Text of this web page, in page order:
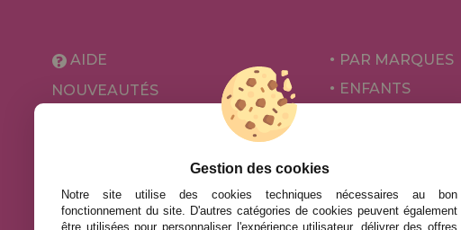
AIDE
NOUVEAUTÉS
PROMOTIONS ET OFFRES
PAR MARQUES
ENFANTS
JEUX DE
Gestion des cookies
Notre site utilise des cookies techniques nécessaires au bon
fonctionnement du site. D'autres catégories de cookies peuvent également
être utilisées pour personnaliser l'expérience utilisateur, délivrer des offres